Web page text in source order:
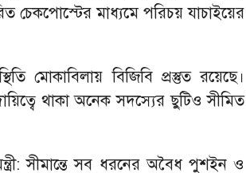
চেকপোস্টের মাধ্যমে পরিচয় যাচাইয়ের
মোকাবিলায় বিজিবি প্রস্তুত রয়েছে।
থাকা অনেক সদস্যের ছুটিও সীমিত
সীমান্তে সব ধরনের অবৈধ পুশইন ও